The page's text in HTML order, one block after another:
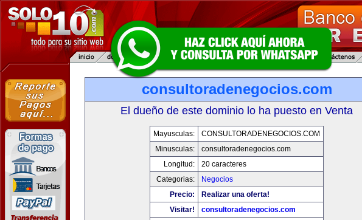
consultoradenegocios.com
El dueño de este dominio lo ha puesto en Venta
Mayusculas:
CONSULTORADENEGOCIOS.COM
Minusculas:
consultoradenegocios.com
Longitud:
20 caracteres
Categorias:
Negocios
Precio:
Realizar una oferta!
Visitar!
consultoradenegocios.com